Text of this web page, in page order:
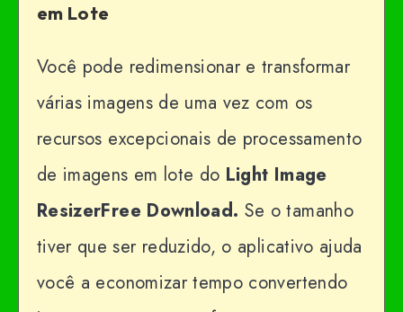
em Lote
Você pode redimensionar e transformar
várias imagens de uma vez com os
recursos excepcionais de processamento
de imagens em lote do Light Image
ResizerFree Download. Se o tamanho
tiver que ser reduzido, o aplicativo ajuda
você a economizar tempo convertendo